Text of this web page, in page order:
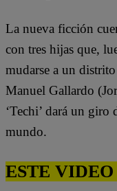
La nueva ficción
con tres hijas que,
mudarse a un
Manuel Gallardo
‘Techi’ dará un
mundo.
ESTE